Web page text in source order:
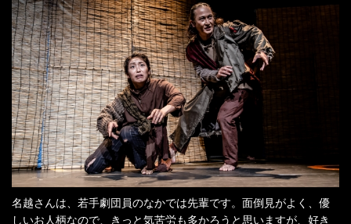
名越さんは、若手劇団員のなかでは先輩です。面倒見がよく、優
しいお人柄なので、きっと気苦労も多かろうと思いますが、好き